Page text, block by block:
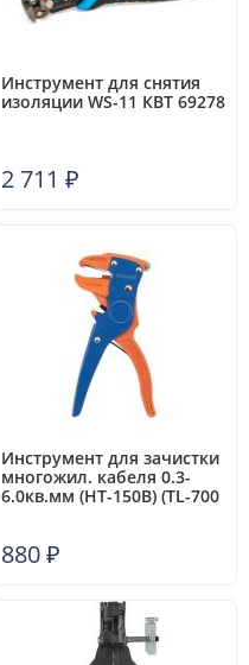
Инструмент для снятия
изоляции WS-11 КВТ 69278
2 711 ₽
Инструмент для зачистки
многожил. кабеля 0.3-
6.0кв.мм (HT-150В) (TL-700
880₽